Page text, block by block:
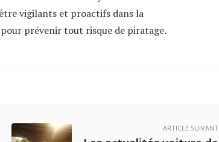
vigilants et proactifs dans la
prévenir tout risque de piratage.
ARTICLE SUIVANT